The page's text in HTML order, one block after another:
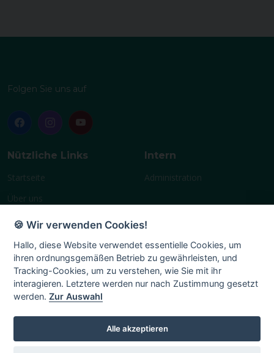
Folgen Sie uns auf
Nützliche Links
Startseite
Über uns
Geschichte
Vereinsleben
Terminplan
Mitglied
Chronik
Intern
Administration
🍪 Wir verwenden Cookies!
Hallo, diese Website verwendet essentielle Cookies, um
ihren ordnungsgemäßen Betrieb zu gewährleisten, und
Tracking-Cookies, um zu verstehen, wie Sie mit ihr
interagieren. Letztere werden nur nach Zustimmung gesetzt
werden.Zur Auswahl
Alle akzeptieren